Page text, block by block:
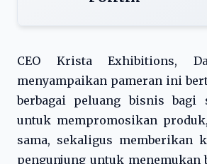
CEO Krista Exhibitions,
menyampaikan pameran ini
berbagai peluang bisnis bagi
untuk mempromosikan
sama, sekaligus memberikan
pengunjung untuk menemukan